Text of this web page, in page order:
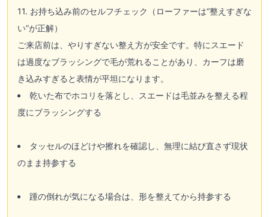
11. お持ち込み前のセルフチェック（ローファーは“整えすぎな
い”が正解）
ご来店前は、やりすぎない整え方が安全です。特にスエード
は過度なブラッシングで毛が荒れることがあり、カーフは磨
き込みすぎると表情が平坦になります。
乾いた布でホコリを落とし、スエードは毛並みを整える程
度にブラッシングする
タッセルのほどけや擦れを確認し、無理に結び直さず現状
のまま持参する
踵の倒れが気になる場合は、形を整えてから持参する